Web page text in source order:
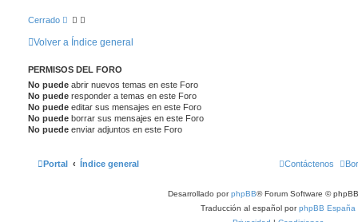
Cerrado
Volver a Índice general
PERMISOS DEL FORO
No puede abrir nuevos temas en este Foro
No puede responder a temas en este Foro
No puede editar sus mensajes en este Foro
No puede borrar sus mensajes en este Foro
No puede enviar adjuntos en este Foro
Portal Índice general Contáctenos
Desarrollado porphpBB® Forum Software ©
Traducción al español porphpBB España